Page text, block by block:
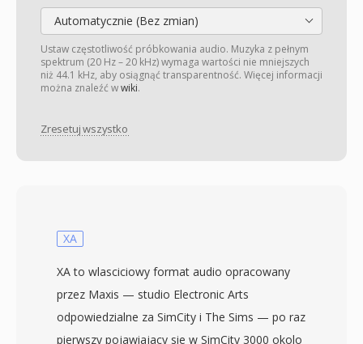
Automatycznie (Bez zmian)
Ustaw częstotliwość próbkowania audio. Muzyka z pełnym
spektrum (20 Hz – 20 kHz) wymaga wartości nie mniejszych
niż 44.1 kHz, aby osiągnąć transparentność. Więcej informacji
można znaleźć wwiki.
Zresetuj wszystko
XA
XA to wlasciciowy format audio opracowany
przez Maxis — studio Electronic Arts
odpowiedzialne za SimCity i The Sims — po raz
pierwszy pojawiajacy sie w SimCity 3000 okolo